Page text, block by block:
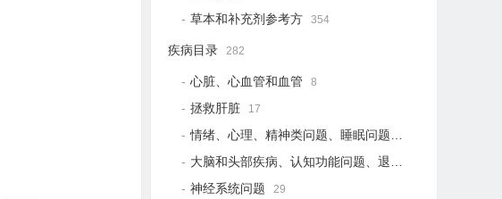
草本和补充剂参考方 354
疾病目录 282
心脏、心血管和血管 8
拯救肝脏 17
情绪、心理、精神类问题、睡眠问题 19
大脑和头部疾病、认知功能问题、退行性疾病
神经系统问题 29